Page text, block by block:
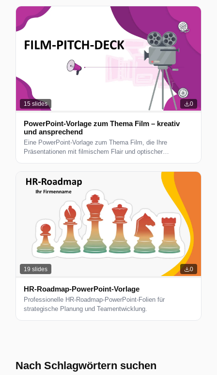
15 slides 0
PowerPoint-Vorlage zum Thema Film – kreativ
und ansprechend
Eine PowerPoint-Vorlage zum Thema Film, die Ihre
Präsentationen mit filmischem Flair und optischer
19 slides 0
HR-Roadmap-PowerPoint-Vorlage
Professionelle HR-Roadmap-PowerPoint-Folien für
strategische Planung und Teamentwicklung.
Nach Schlagwörtern suchen